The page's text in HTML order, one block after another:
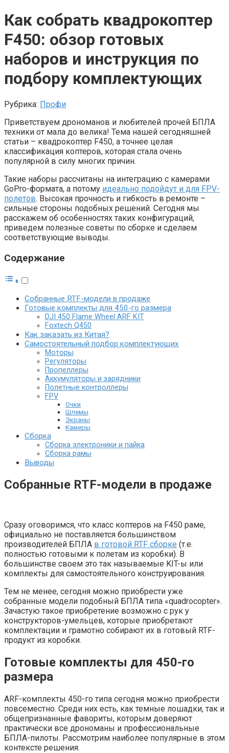
Как собрать квадрокоптер
F450: обзор готовых
наборов и инструкция по
подбору комплектующих
Рубрика: Профи
Приветствуем дрономанов и любителей прочей БПЛА
техники от мала до велика! Тема нашей сегодняшней
статьи – квадрокоптер F450, а точнее целая
классификация коптеров, которая стала очень
популярной в силу многих причин.
Такие наборы рассчитаны на интеграцию с камерами
GoPro-формата, а потому идеально подойдут и для FPV-
полетов. Высокая прочность и гибкость в ремонте –
сильные стороны подобных решений. Сегодня мы
расскажем об особенностях таких конфигураций,
приведем полезные советы по сборке и сделаем
соответствующие выводы.
Содержание
Собранные RTF-модели в продаже
Готовые комплекты для 450-го размера
DJI 450 Flame Wheel ARF KIT
Foxtech Q450
Как заказать из Китая?
Самостоятельный подбор комплектующих
Моторы
Регуляторы
Пропеллеры
Аккумуляторы и зарядники
Полетные контроллеры
FPV
Очки
Шлемы
Экраны
Камеры
Сборка
Сборка электроники и пайка
Сборка рамы
Выводы
Собранные RTF-модели в продаже
Сразу оговоримся, что класс коптеров на F450 раме,
официально не поставляется большинством
производителей БПЛА в готовой RTF сборке (т.е.
полностью готовыми к полетам из коробки). В
большинстве своем это так называемые KIT-ы или
комплекты для самостоятельного конструирования.
Тем не менее, сегодня можно приобрести уже
собранные модели подобный БПЛА типа «quadrocopter».
Зачастую такое приобретение возможно с рук у
конструкторов-умельцев, которые приобретают
комплектации и грамотно собирают их в готовый RTF-
продукт из коробки.
Готовые комплекты для 450-го
размера
ARF-комплекты 450-го типа сегодня можно приобрести
повсеместно. Среди них есть, как темные лошадки, так и
общепризнанные фавориты, которым доверяют
практически все дрономаны и профессиональные
БПЛА-пилоты. Рассмотрим наиболее популярные в этом
контексте решения.